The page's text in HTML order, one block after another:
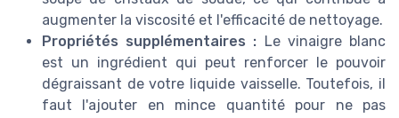
augmenter la viscosité et l'efficacité de nettoyage.
Propriétés supplémentaires : Le vinaigre blanc
est un ingrédient qui peut renforcer le pouvoir
dégraissant de votre liquide vaisselle. Toutefois, il
faut l'ajouter en mince quantité pour ne pas